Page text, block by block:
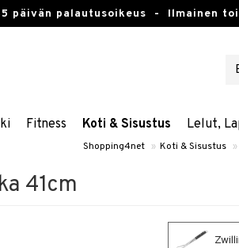
päivän palautusoikeus - Ilmainen
Fitness Koti & Sisustus Lelut,
Shopping4net » Koti & Sisustus »
41cm